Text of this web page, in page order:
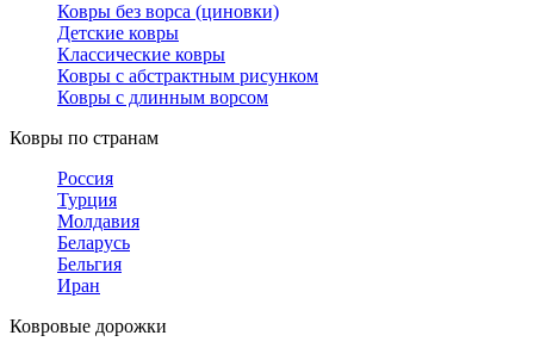
Ковры без ворса (циновки)
Детские ковры
Классические ковры
Ковры с абстрактным рисунком
Ковры с длинным ворсом
Ковры по странам
Россия
Турция
Молдавия
Беларусь
Бельгия
Иран
Ковровые дорожки